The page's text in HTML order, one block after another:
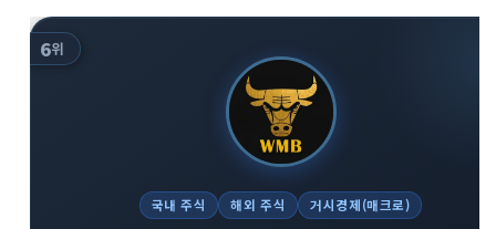
6위
국내 주식 해외 주식 거시경제(매크로)